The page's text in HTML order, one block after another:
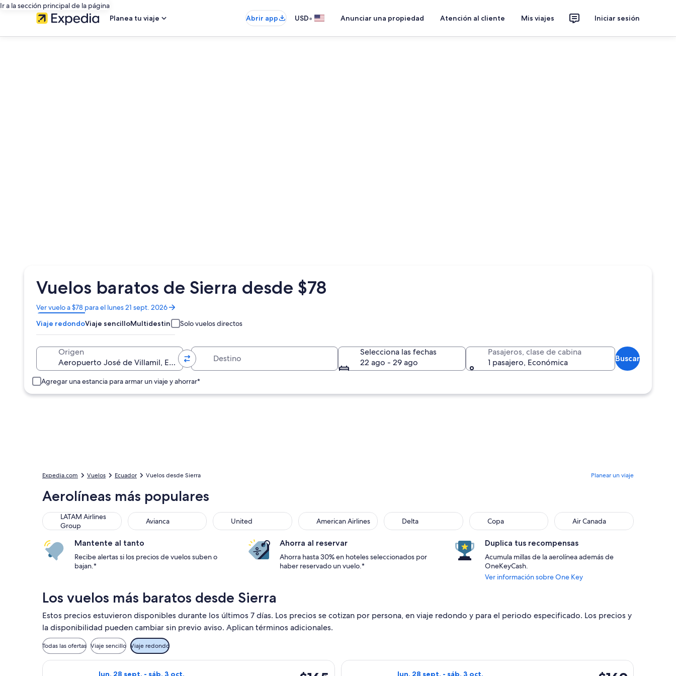
Ir a la sección principal de la página
Planea tu viaje
Abrir app USD• Anunciar una propiedad Atención al cliente Mis viajes Iniciar sesión
Vuelos baratos de Sierra desde $78
Ver vuelo a $78 para el lunes 21 sept. 2026
Se
abrirá
en
una
ventana
Viaje redondoViaje sencilloMultidestino Solo vuelos directos
Origen
Selecciona las fechas
22 ago - 29 ago
Pasajeros, clase de cabina
1 pasajero, Económica
Buscar
Agregar una estancia para armar un viaje y ahorrar*
Expedia.com Vuelos Ecuador Vuelos desde Sierra Planear un viaje
Aerolíneas más populares
LATAM Airlines
Group
Avianca United American Airlines Delta Copa Air Canada
Mantente al tanto
Recibe alertas si los precios de vuelos suben o
bajan.*
Ahorra al reservar
Ahorra hasta 30% en hoteles seleccionados por
haber reservado un vuelo.*
Duplica tus recompensas
Acumula millas de la aerolínea además de
OneKeyCash.
Ver información sobre One Key
Los vuelos más baratos desde Sierra
Estos precios estuvieron disponibles durante los últimos 7 días. Los precios se cotizan por persona, en viaje redondo y para el periodo especificado. Los precios y
la disponibilidad pueden cambiar sin previo aviso. Aplican términos adicionales.
Todas las ofertas Viaje sencillo Viaje redondo
lun, 28 sept. - sáb, 3 oct.
Seleccionar vuelo de LATAM Airlines Group, con salida el lun, 28 sept. desde Quito hacia Guayaquil, con regreso el sáb, 3 oct., con precio de $165. encontrado
lun, 28 sept. - sáb, 3 oct.
Seleccionar vuelo de avianca, con salida el lun, 28 sept. desde Quito hacia